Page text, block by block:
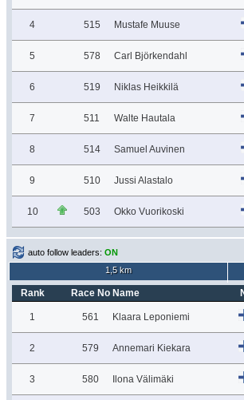
4 515 Mustafe Muuse
5 578 Carl Björkendahl
6 519 Niklas Heikkilä
7 511 Walte Hautala
8 514 Samuel Auvinen
9 510 Jussi Alastalo
10 503 Okko Vuorikoski
auto follow leaders: ON
1,5 km
Rank Race No Name
1 561 Klaara Leponiemi
2 579 Annemari Kiekara
3 580 Ilona Välimäki